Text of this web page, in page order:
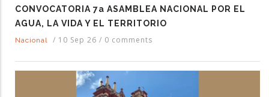
CONVOCATORIA 7a ASAMBLEA NACIONAL POR EL
AGUA, LA VIDA Y EL TERRITORIO
Nacional / 10 Sep 26 / 0 comments